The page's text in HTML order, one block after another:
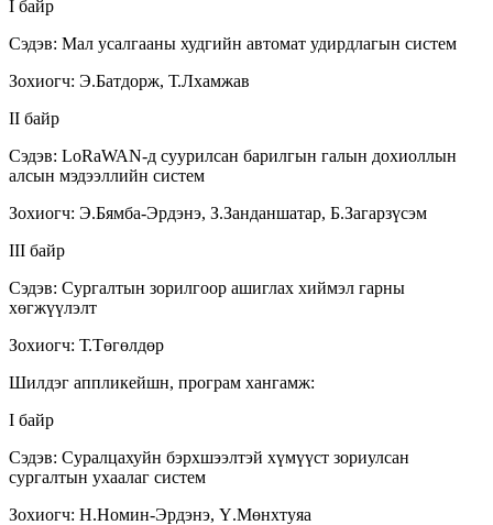
I байр
Сэдэв: Мал усалгааны худгийн автомат удирдлагын систем
Зохиогч: Э.Батдорж, Т.Лхамжав
II байр
Сэдэв: LoRaWAN-д суурилсан барилгын галын дохиоллын
алсын мэдээллийн систем
Зохиогч: Э.Бямба-Эрдэнэ, З.Занданшатар, Б.Загарзүсэм
III байр
Сэдэв: Сургалтын зорилгоор ашиглах хиймэл гарны
хөгжүүлэлт
Зохиогч: Т.Төгөлдөр
Шилдэг аппликейшн, програм хангамж:
I байр
Сэдэв: Суралцахуйн бэрхшээлтэй хүмүүст зориулсан
сургалтын ухаалаг систем
Зохиогч: Н.Номин-Эрдэнэ, Ү.Мөнхтуяа